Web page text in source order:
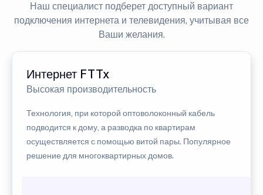
Наш специалист подберет доступный вариант
подключения интернета и телевидения, учитывая все
Ваши желания.
Интернет FTTx
Высокая производительность
Технология, при которой оптоволоконный кабель
подводится к дому, а разводка по квартирам
осуществляется с помощью витой пары. Популярное
решение для многоквартирных домов.